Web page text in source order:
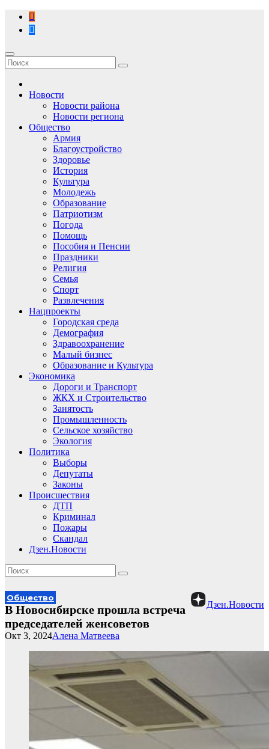
Перейти
содержимому
Новости
Новости района
Новости региона
Общество
Армия
Благоустройство
Здоровье
История
Культура
Молодежь
Образование
Патриотизм
Погода
Помощь
Пособия и Пенсии
Праздники
Религия
Семья
Спорт
Развлечения
Нацпроекты
Городская среда
Демография
Здравоохранение
Малый бизнес
Образование и Культура
Экономика
Дороги и Транспорт
ЖКХ и Строительство
Занятость
Промышленность
Сельское хозяйство
Экология
Политика
Выборы
Депутаты
Законы
Происшествия
ДТП
Криминал
Пожары
Скандал
Дзен.Новости
Дзен.Новости
Общество
В Новосибирске прошла встреча
председателей женсоветов
Алена Матвеева
Окт 3, 2024